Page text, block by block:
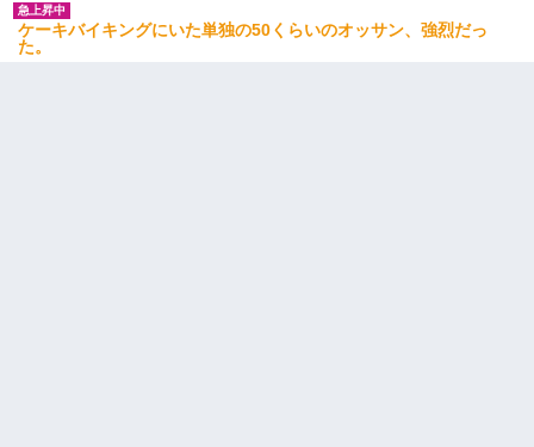
ケーキバイキングにいた単独の50くらいのオッサン、強烈だっ
た。